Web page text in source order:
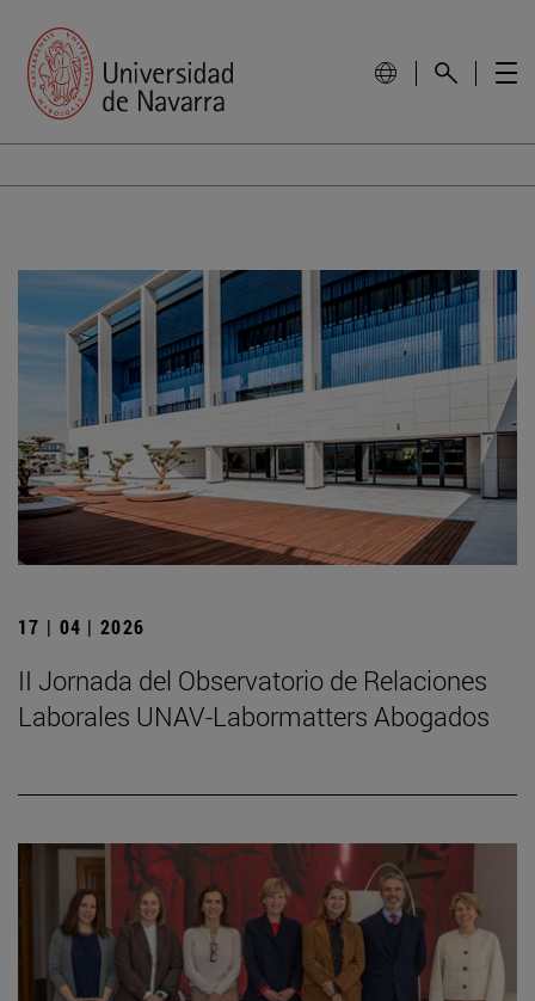
17 | 04 | 2026
II Jornada del Observatorio de Relaciones
Laborales UNAV-Labormatters Abogados